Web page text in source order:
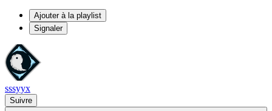
Ajouter à la playlist
Signaler
sssyyx
Suivre